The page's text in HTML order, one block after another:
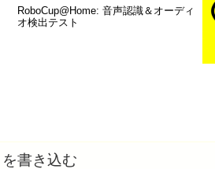
RoboCup@Home: 音声認識＆オーディ
オ検出テスト
書き込む